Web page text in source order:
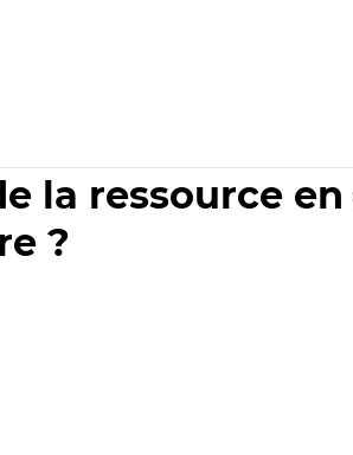
la ressource en
?